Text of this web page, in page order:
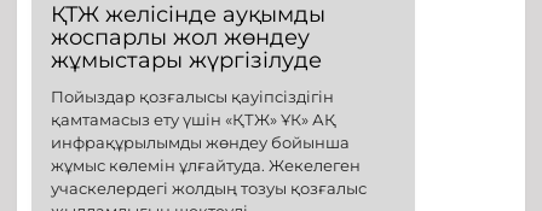
ҚТЖ желісінде ауқымды
жоспарлы жол жөндеу
жұмыстары жүргізілуде
Пойыздар қозғалысы қауіпсіздігін
қамтамасыз ету үшін «ҚТЖ» ҰК» АҚ
инфрақұрылымды жөндеу бойынша
жұмыс көлемін ұлғайтуда. Жекелеген
учаскелердегі жолдың тозуы қозғалыс